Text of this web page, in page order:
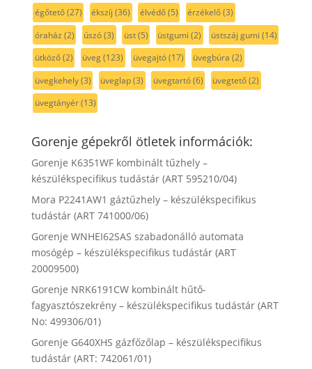
égőtető(27) ékszíj (36) élvédő(5) érzékelő(3)
óraház (2) úszó(3) üst(5) üstgumi (2) üstszáj gumi (14)
ütköző(2) üveg(123) üvegajtó(17) üvegbúra (2)
üvegkehely(3) üveglap(3) üvegtartó(6) üvegtető(2)
üvegtányér(13)
Gorenje gépekről ötletek információk:
Gorenje K6351WF kombinált tűzhely –
készülékspecifikus tudástár (ART 595210/04)
Mora P2241AW1 gáztűzhely – készülékspecifikus
tudástár (ART 741000/06)
Gorenje WNHEI62SAS szabadonálló automata
mosógép – készülékspecifikus tudástár (ART
20009500)
Gorenje NRK6191CW kombinált hűtő-
fagyasztószekrény – készülékspecifikus tudástár (ART
No: 499306/01)
Gorenje G640XHS gázfőzőlap – készülékspecifikus
tudástár (ART: 742061/01)